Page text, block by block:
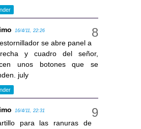
16/4/11, 22:26
se abre panel a
y cuadro del señor,
unos botones que se
july
16/4/11, 22:31
para las ranuras de